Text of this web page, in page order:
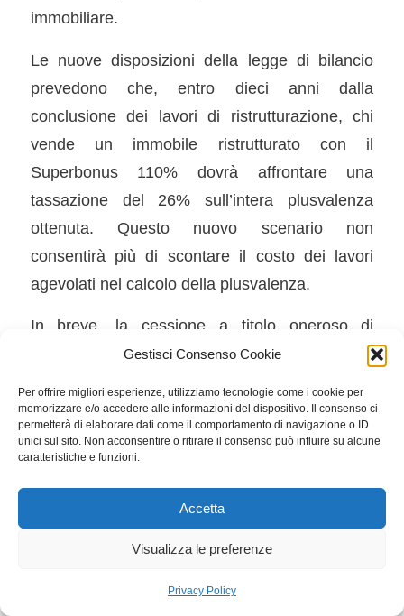
Gestisci Consenso Cookie
Per offrire migliori esperienze, utilizziamo tecnologie come i cookie per
memorizzare e/o accedere alle informazioni del dispositivo. Il consenso ci
permetterà di elaborare dati come il comportamento di navigazione o ID
unici sul sito. Non acconsentire o ritirare il consenso può influire su alcune
caratteristiche e funzioni.
Accetta
Visualizza le preferenze
Privacy Policy
immobiliare.
Le nuove disposizioni della legge di bilancio
prevedono che, entro dieci anni dalla
conclusione dei lavori di ristrutturazione, chi
vende un immobile ristrutturato con il
Superbonus 110% dovrà affrontare una
tassazione del 26% sull’intera plusvalenza
ottenuta. Questo nuovo scenario non
consentirà più di scontare il costo dei lavori
agevolati nel calcolo della plusvalenza.
In breve, la cessione a titolo oneroso di
immobili su cui sono stati completati lavori
34/2020, entro un periodo di dieci anni,
comporterà una plusvalenza imponibile Irpef.
Nel calcolo di questa plusvalenza, le spese
sostenute (limitate a quelle agevolate al 110%,
sconto in fattura) non verranno considerate se